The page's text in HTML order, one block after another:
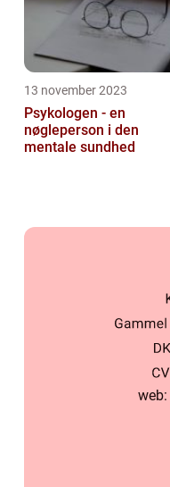
13 november 2023
Psykologen - en
nøgleperson i den
mentale sundhed
web: